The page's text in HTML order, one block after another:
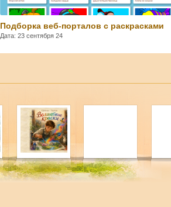
Подборка веб-порталов с раскрасками
Дата: 23 сентября 24